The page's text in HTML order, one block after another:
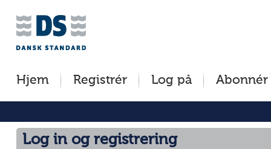
Jump
[s]Hjem Registrér Log på Abonnér
Log in og registrering